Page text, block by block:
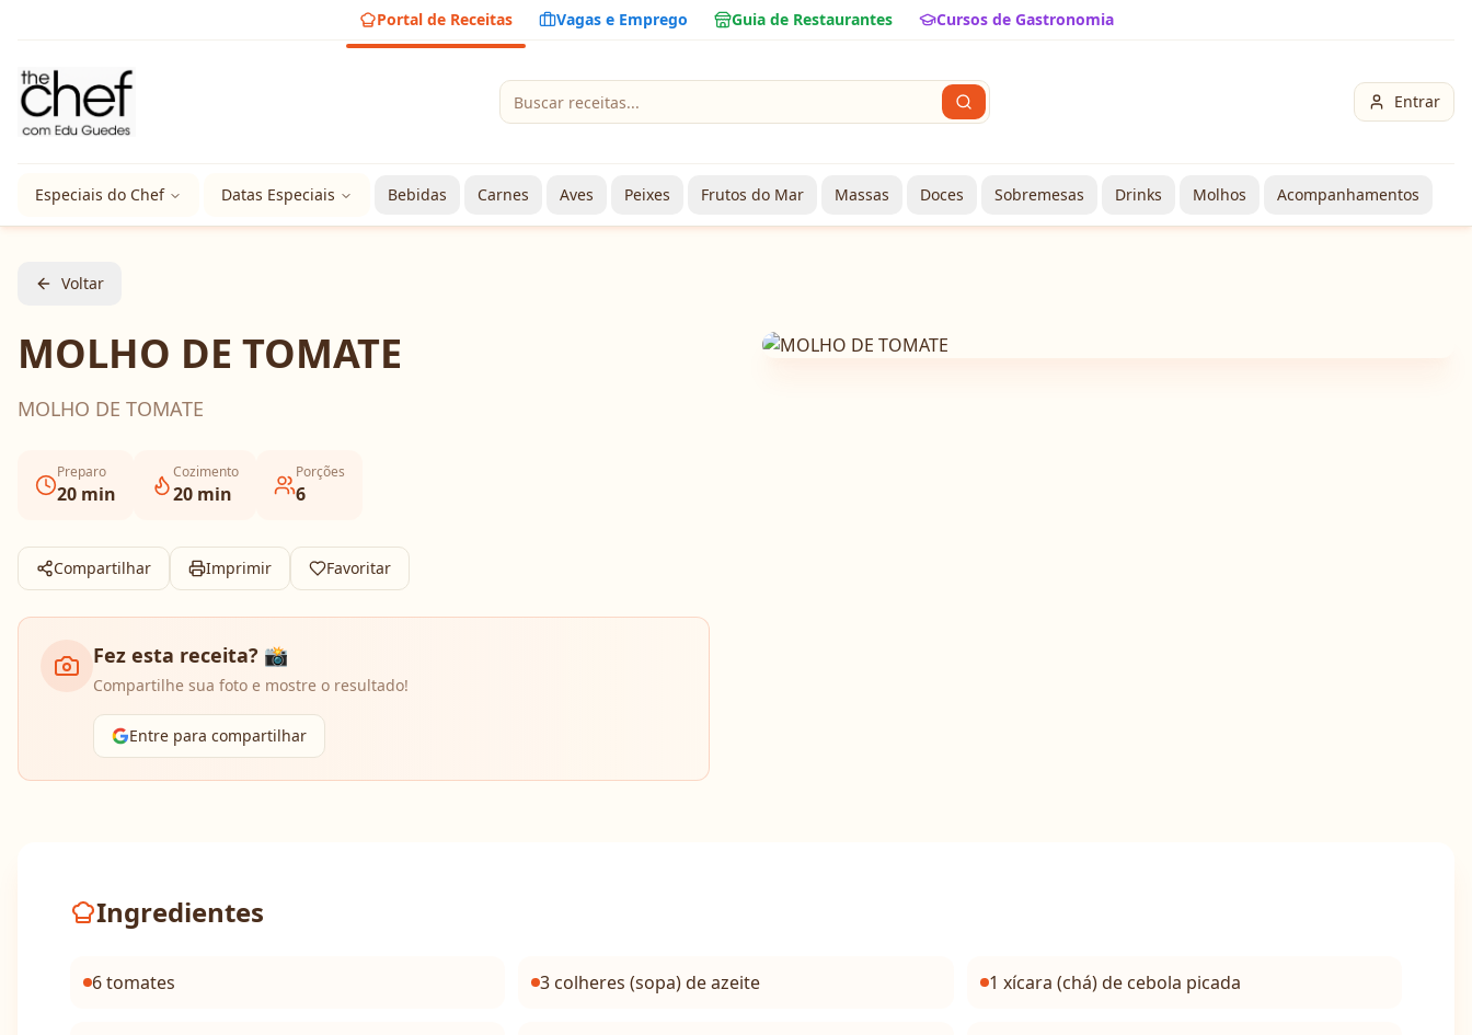
Portal de Receitas Vagas e Emprego Guia de Restaurantes Cursos de Gastronomia
Entrar
Especiais do Chef Datas Especiais Bebidas Carnes Aves Peixes Frutos do Mar Massas Doces Sobremesas Drinks Molhos Acompanhamentos
Voltar
MOLHO DE TOMATE
MOLHO DE TOMATE
Preparo
20 min
Cozimento
20 min
Porções
6
Compartilhar Imprimir Favoritar
Fez esta receita? 📸
Compartilhe sua foto e mostre o resultado!
Entre para compartilhar
Ingredientes
6 tomates 3 colheres (sopa) de azeite 1 xícara (chá) de cebola picada